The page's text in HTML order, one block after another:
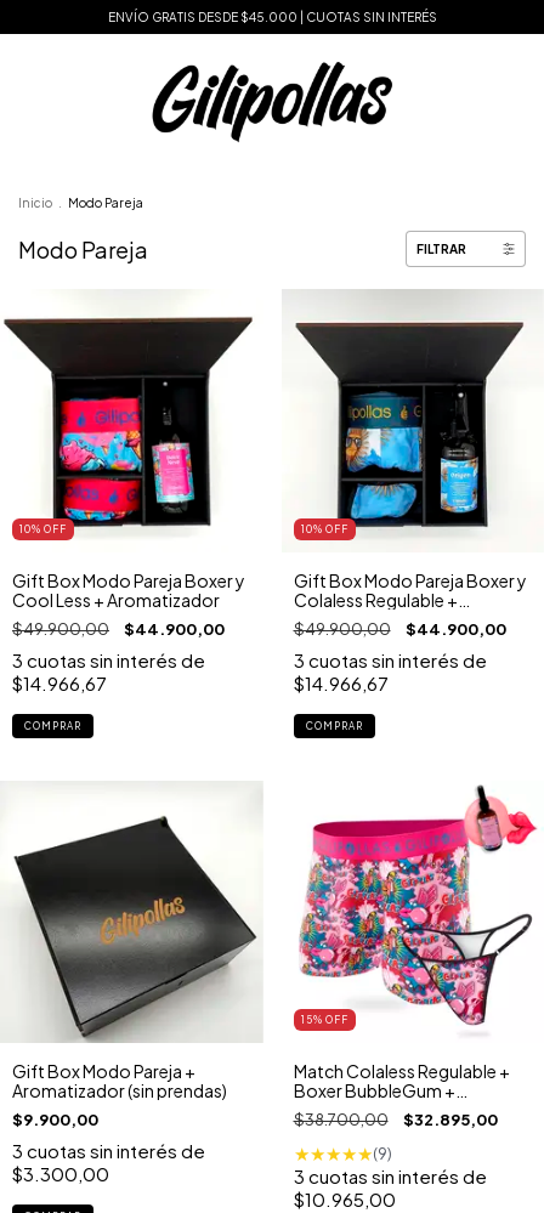
ENVÍO GRATIS DESDE $45.000 | CUOTAS SIN INTERÉS
Inicio Modo Pareja
Modo Pareja FILTRAR
10% OFF
Gift Box Modo Pareja Boxer y
Cool Less + Aromatizador
$49.900,00 $44.900,00
3 cuotas sin interés de
$14.966,67
COMPRAR
10% OFF
Gift Box Modo Pareja Boxer y
Colaless Regulable +
Aromatizador
$49.900,00 $44.900,00
3 cuotas sin interés de
$14.966,67
COMPRAR
Gift Box Modo Pareja +
Aromatizador (sin prendas)
$9.900,00
3 cuotas sin interés de
$3.300,00
15% OFF
Match Colaless Regulable +
Boxer BubbleGum +
Aromatizador
$38.700,00 $32.895,00
★★★★★(9)
3 cuotas sin interés de
$10.965,00